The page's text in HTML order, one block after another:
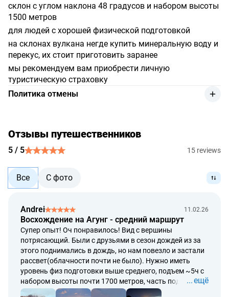
склон с углом наклона 48 градусов и набором высоты
1500 метров
для людей с хорошей физической подготовкой
на склонах вулкана негде купить минеральную воду и
перекус, их стоит приготовить заранее
мы рекомендуем вам приобрести личную
туристическую страховку
Политика отмены
Отзывы путешественников
5 / 5 15 reviews
Все С фото
Andrei 11.02.26
Восхождение на Агунг - средний маршрут
Супер опыт! Оч понравилось! Вид с вершины
потрясающий. Были с друзьями в сезон дождей из за
этого поднимались в дождь, но нам повезло и застали
рассвет(облачности почти не было). Нужно иметь
уровень физ подготовки выше среднего, подъем ~5ч с
набором высоты почти 1700 метров, часть подъема по
камням задействуя все 4 конечности). Обязательно
ещё